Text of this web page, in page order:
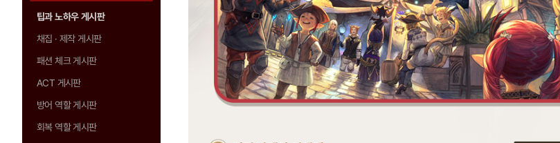
팁과 노하우 게시판
채집 · 제작 게시판
패션 체크 게시판
ACT 게시판
방어 역할 게시판
회복 역할 게시판